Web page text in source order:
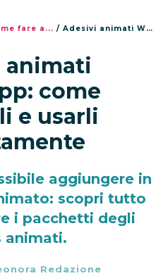
fare a... / Adesivi animati WhatsApp: come scaricarli e usarli gratuitamente
animati
come
e usarli
aggiungere in
scopri tutto
i pacchetti degli
animati.
Redazione